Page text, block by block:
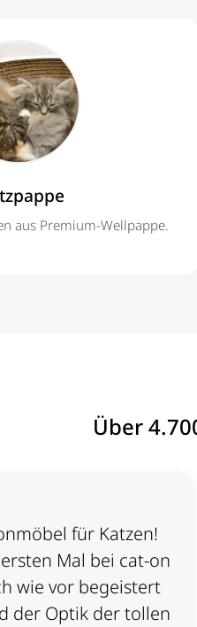
aus Premium-Wellpappe.
Über
für Katzen!
Mal bei cat-on
wie vor begeistert
der Optik der tollen